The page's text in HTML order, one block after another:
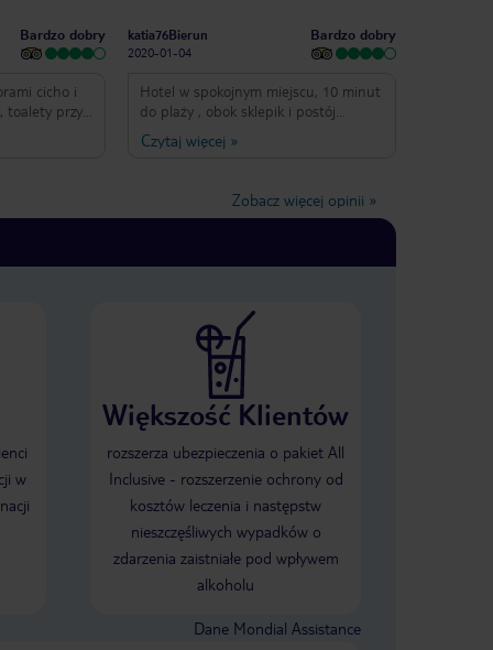
Bardzo dobry
cicho i
toalety przy
Jedzenie
3*) Nie
sierpnia
był opis
i wino) ale
gin.
okazji
katia76Bierun
2020-01-04
Bardzo dobry
Hotel w spokojnym miejscu, 10 minut
do plaży , obok sklepik i postój
taksówek. My miałyśmy pokój od
strony basenu na 5 piętrze więc cisza
na przeciw imprezy dla młodzieży
obozowej. Plaże niezbyt szerokie.
Słoneczny Brzeg
Czytaj więcej »
Zobacz więcej opinii »
w
Większość Klientów
rozszerza ubezpieczenia o pakiet All
Inclusive - rozszerzenie ochrony od
kosztów leczenia i następstw
nieszczęśliwych wypadków o
zdarzenia zaistniałe pod wpływem
alkoholu
Dane Mondial Assistance